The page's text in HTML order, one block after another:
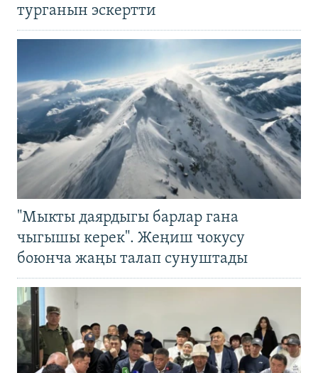
турганын эскертти
"Мыкты даярдыгы барлар гана
чыгышы керек". Жеңиш чокусу
боюнча жаңы талап сунуштады